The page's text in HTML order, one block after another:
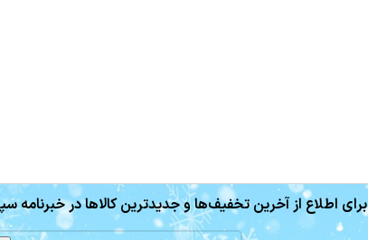
برای اطلاع از آخرین تخفیف‌ها و جدیدترین کالاها در خبرنامه